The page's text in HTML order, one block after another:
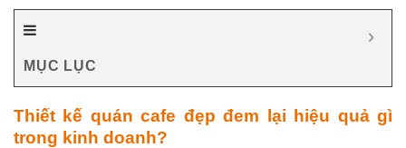
MỤC LỤC
Thiết kế quán cafe đẹp đem lại hiệu quả gì
trong kinh doanh?